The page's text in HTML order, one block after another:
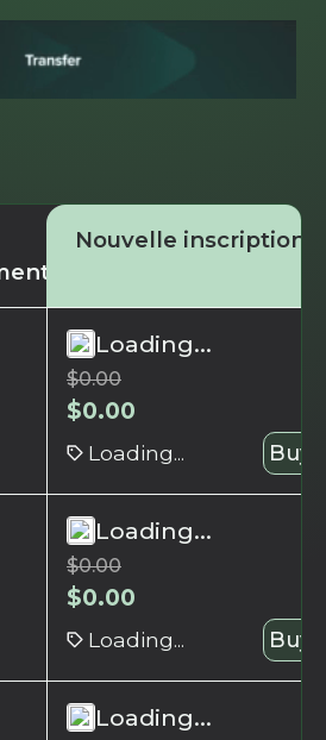
Nouvelle inscription
Loading...
$0.00
$0.00
Loading... Buy
Loading...
$0.00
$0.00
Loading... Buy
Loading...